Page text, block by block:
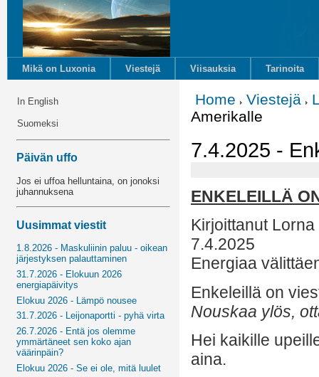
Mikä on Luxonia Viestejä Viisauksia Tarinoita
In English
Suomeksi
Päivän uffo
Jos ei uffoa helluntaina, on jonoksi
juhannuksena
Uusimmat viestit
1.8.2026 - Maskuliinin paluu - oikean
järjestyksen palauttaminen
31.7.2026 - Elokuun 2026
energiapäivitys
Elokuu 2026 - Lämpö nousee
31.7.2026 - Leijonaportti - pyhä virta
26.7.2026 - Entä jos olemme
ymmärtäneet sen koko ajan
väärinpäin?
Elokuu 2026 - Se ei ole, mitä luulet
Home Viestejä
Amerikalle
7.4.2025 -
ENKELEILLÄ
Kirjoittanut
7.4.2025
Energiaa
Enkeleillä on
Nouskaa ylös,
Hei kaikille
aina.